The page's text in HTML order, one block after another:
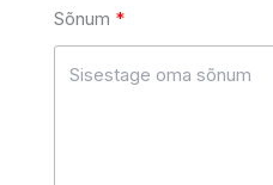
Sõnum